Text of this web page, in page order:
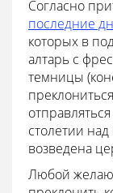
Согласно
последние
которых в
алтарь с
темницы
столетии
возведена
Любой